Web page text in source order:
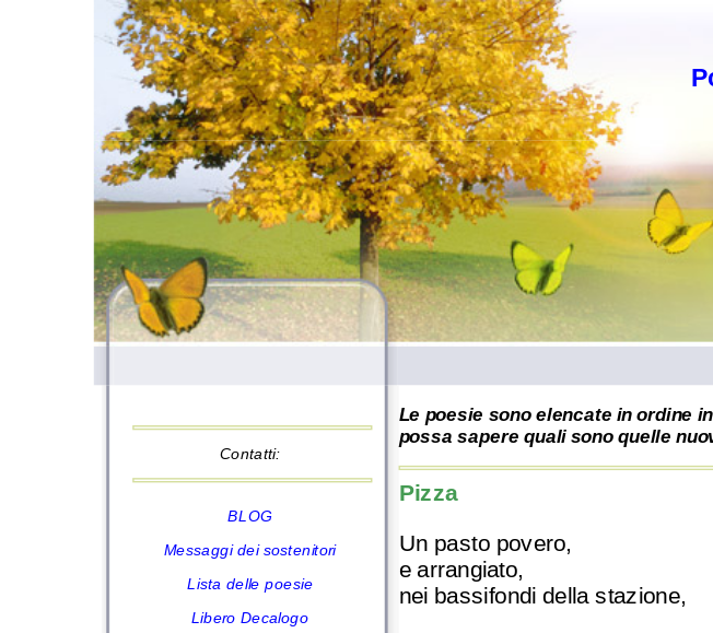
Contatti:
BLOG
Messaggi dei sostenitori
Lista delle poesie
Libero Decalogo
Le poesie sono elencate in ordine
possa sapere quali sono quelle
Pizza
Un pasto povero,
e arrangiato,
nei bassifondi della stazione,